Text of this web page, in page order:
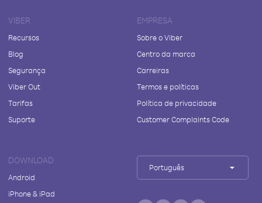
VIBER
Recursos
Blog
Segurança
Viber Out
Tarifas
Suporte
EMPRESA
Sobre o Viber
Centro da marca
Carreiras
Termos e políticas
Política de privacidade
Customer Complaints Code
DOWNLOAD
Android
iPhone & iPad
Português